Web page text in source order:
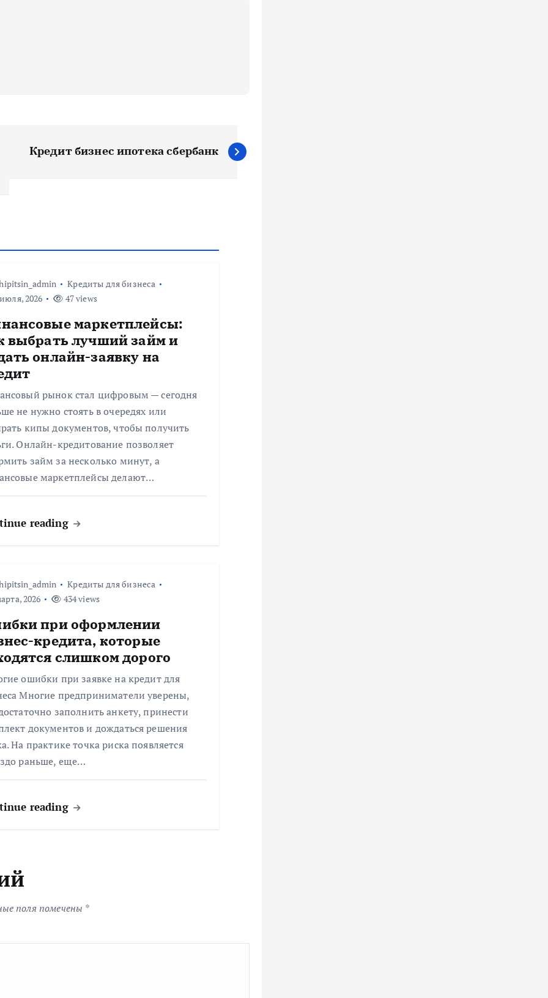
Кредит бизнес ипотека сбербанк
Кредиты для бизнеса
2026
47 views
маркетплейсы:
выбрать лучший займ и
онлайн-заявку на
рынок стал цифровым — сегодня
не нужно стоять в очередях или
кипы документов, чтобы получить
Онлайн-кредитование позволяет
займ за несколько минут, а
маркетплейсы делают…
reading
Кредиты для бизнеса
2026
434 views
при оформлении
кредита, которые
слишком дорого
ошибки при заявке на кредит для
Многие предприниматели уверены,
заполнить анкету, принести
документов и дождаться решения
На практике точка риска появляется
раньше, еще…
reading
поля помечены *